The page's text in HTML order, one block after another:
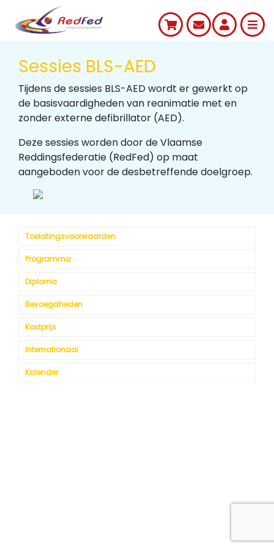
Sessies BLS-AED
Tijdens de sessies BLS-AED wordt er gewerkt op
de basisvaardigheden van reanimatie met en
zonder externe defibrillator (AED).
Deze sessies worden door de Vlaamse
Reddingsfederatie (RedFed) op maat
aangeboden voor de desbetreffende doelgroep.
Toelatingsvoorwaarden
Programma
Diploma
Bevoegdheden
Kostprijs
Internationaal
Kalender